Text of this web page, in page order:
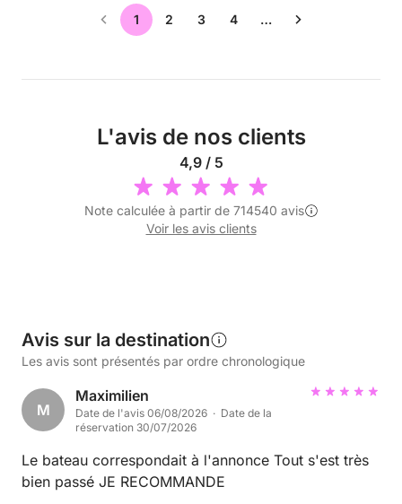
1 2 3 4 …
L'avis de nos clients
4,9 / 5
Note calculée à partir de 714540 avis
Voir les avis clients
Avis sur la destination
Les avis sont présentés par ordre chronologique
M
Maximilien
Date de l'avis 06/08/2026 · Date de la
réservation 30/07/2026
Le bateau correspondait à l'annonce Tout s'est très
bien passé JE RECOMMANDE